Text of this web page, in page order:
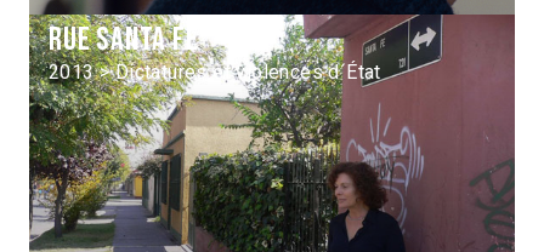
Rue Santa Fe
2013 > Dictatures et violences d´État